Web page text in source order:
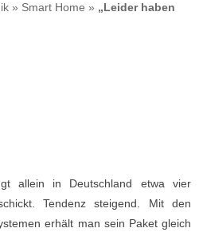
» Smart Home » „Leider haben
allein in Deutschland etwa vier
Tendenz steigend. Mit den
erhält man sein Paket gleich